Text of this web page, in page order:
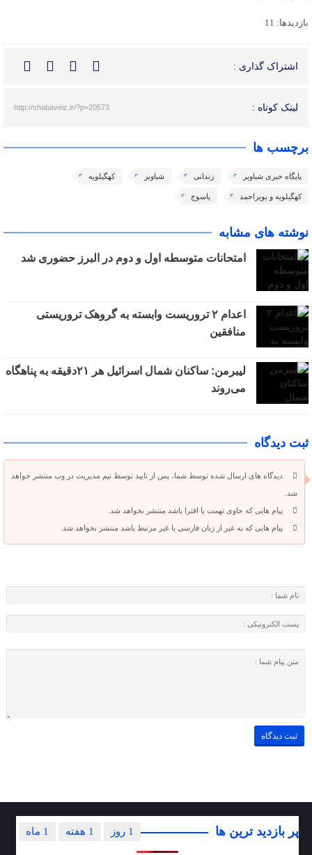
بازدیدها: 11
اشتراک گذاری :
لینک کوتاه : http://shabaveiz.ir/?p=20573
برچسب ها
پایگاه خبری شباویز زندانی شباویز کهگیلویه
کهگیلویه و بویراحمد یاسوج
نوشته های مشابه
امتحانات متوسطه اول و دوم در البرز حضوری شد
اعدام ۲ تروریست وابسته به گروهک تروریستی
منافقین
لیبرمن: ساکنان شمال اسرائیل هر ۲۱دقیقه به پناهگاه
می‌روند
ثبت دیدگاه
دیدگاه های ارسال شده توسط شما، پس از تایید توسط تیم مدیریت در وب منتشر خواهد
شد.
پیام هایی که حاوی تهمت یا افترا باشد منتشر نخواهد شد.
پیام هایی که به غیر از زبان فارسی یا غیر مرتبط باشد منتشر نخواهد شد.
پر بازدید ترین ها 1 ماه 1 هفته 1 روز